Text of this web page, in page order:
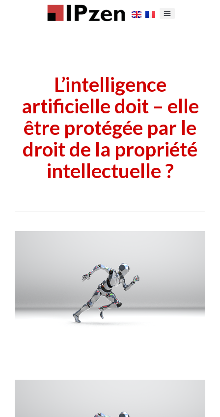
L’intelligence
artificielle doit – elle
être protégée par le
droit de la propriété
intellectuelle ?